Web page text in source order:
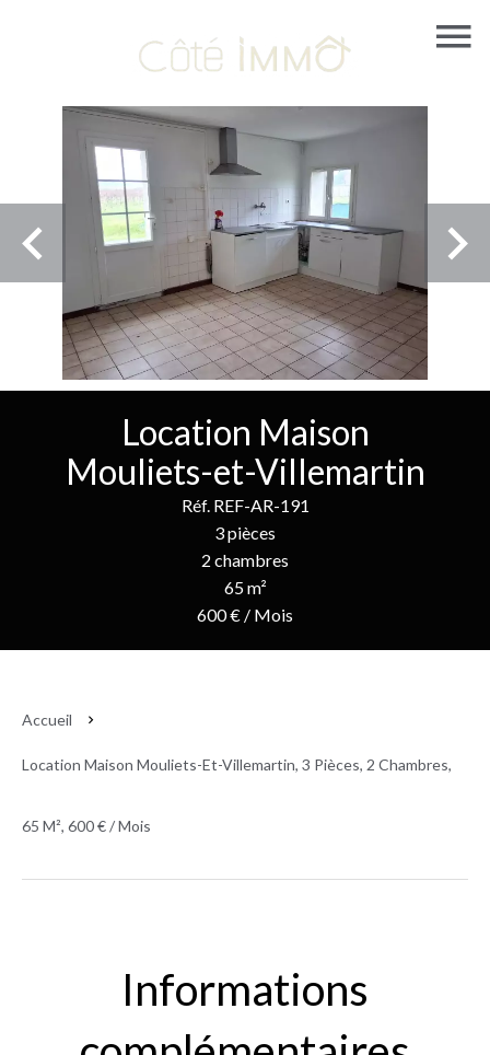
Location Maison
Mouliets-et-Villemartin
Réf. REF-AR-191
3 pièces
2 chambres
65 m²
600 € / Mois
Accueil
Location Maison Mouliets-Et-Villemartin, 3 Pièces, 2 Chambres,
65 M², 600 € / Mois
Informations